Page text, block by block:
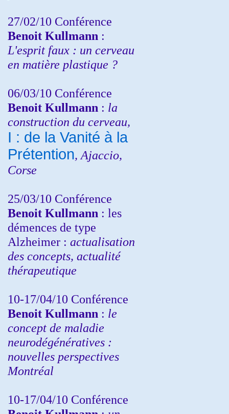
27/02/10 Conférence
Benoit Kullmann :
L'esprit faux : un cerveau
en matière plastique ?
06/03/10 Conférence
Benoit Kullmann : la
construction du cerveau,
I : de la Vanité à la
Prétention, Ajaccio,
Corse
25/03/10 Conférence
Benoit Kullmann : les
démences de type
Alzheimer : actualisation
des concepts, actualité
thérapeutique
10-17/04/10 Conférence
Benoit Kullmann : le
concept de maladie
neurodégénératives :
nouvelles perspectives
Montréal
10-17/04/10 Conférence